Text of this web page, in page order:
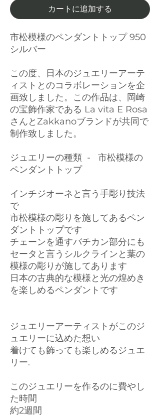
カートに追加する
市松模様のペンダントトップ 950
シルバー
この度、日本のジュエリーアーテ
ィストとのコラボレーションを企
画致しました。この作品は、岡崎
の宝飾作家である La vita E Rosa
さんとZakkanoブランドが共同で
制作致しました。
ジュエリーの種類 - 市松模様の
ペンダントトップ
インチジオーネと言う手彫り技法
で
市松模様の彫りを施してあるペン
ダントトップです
チェーンを通すバチカン部分にも
セータと言うシルクラインと葉の
模様の彫りが施してあります
日本の古典的な模様と光の煌めき
を楽しめるペンダントです
ジュエリーアーティストがこのジ
ュエリーに込めた想い
着けても飾っても楽しめるジュエ
リー.
このジュエリーを作るのに費やし
た時間
約2週間